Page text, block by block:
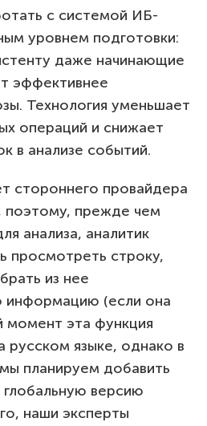
с системой ИБ-
уровнем подготовки:
даже начинающие
эффективнее
Технология уменьшает
операций и снижает
в анализе событий.
стороннего провайдера
поэтому, прежде чем
анализа, аналитик
просмотреть строку,
из нее
информацию (если она
момент эта функция
русском языке, однако в
планируем добавить
версию
наши эксперты